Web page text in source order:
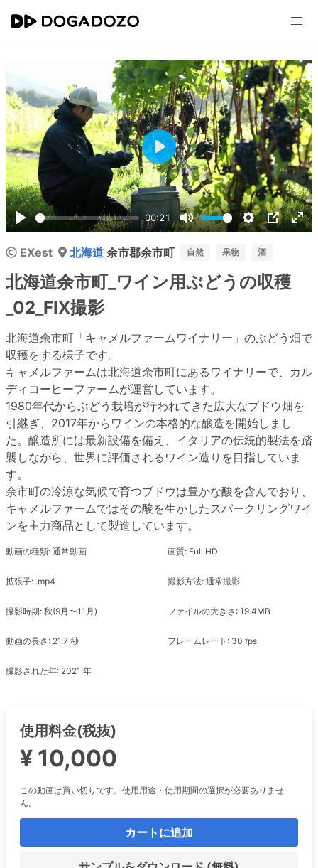
Play
00:21
Mute Settings
PIP
Play
EXest 北海道 余市郡余市町 自然 果物 酒
北海道余市町_ワイン用ぶどうの収穫
_02_FIX撮影
北海道余市町「キャメルファームワイナリー」のぶどう畑で
収穫をする様子です。
キャメルファームは北海道余市町にあるワイナリーで、カル
ディコーヒーファームが運営しています。
1980年代からぶどう栽培が行われてきた広大なブドウ畑を
引継ぎ、2017年からワインの本格的な醸造を開始しまし
た。醸造所には最新設備を備え、イタリアの伝統的製法を踏
襲しながら、世界に評価されるワイン造りを目指していま
す。
余市町の冷涼な気候で育つブドウは豊かな酸を含んでおり、
キャメルファームではその酸を生かしたスパークリングワイ
ンを主力商品として製造しています。
動画の種類: 通常動画 画質: Full HD
拡張子: .mp4 撮影方法: 通常撮影
撮影時期: 秋(9月〜11月) ファイルの大きさ: 19.4MB
動画の長さ: 21.7 秒 フレームレート: 30 fps
撮影された年: 2021 年
使用料金(税抜)
¥ 10,000
この動画は買い切りです。使用用途・使用期間の選択が必要ありませ
ん。
カートに追加